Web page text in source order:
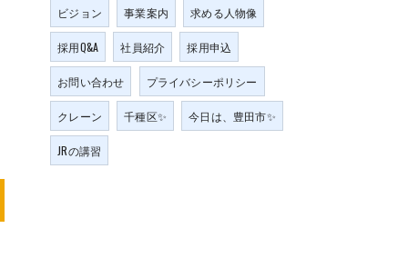
ビジョン 事業案内 求める人物像
採用Q&A 社員紹介 採用申込
お問い合わせ プライバシーポリシー
クレーン 千種区✨ 今日は、豊田市✨
JRの講習